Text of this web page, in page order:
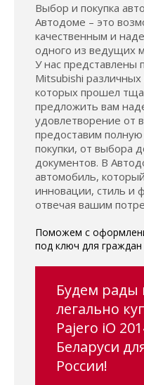
Выбор и покупка
Автодоме – это
качественным и
одного из ведущих
У нас
Mitsubishi
которых прошел
предложить вам
удовлетворение от
предоставим
покупки, от выбора
документов. В
автомобиль,
инновации, стиль и
отвечая вашим
Поможем с
под ключ для
Будем рады
легально
Pajero iO
Беларуси
России!